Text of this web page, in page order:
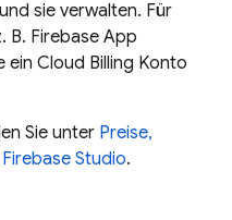
sie verwalten. Für
B. Firebase App
ein Cloud Billing Konto
Sie unter Preise,
Studio.